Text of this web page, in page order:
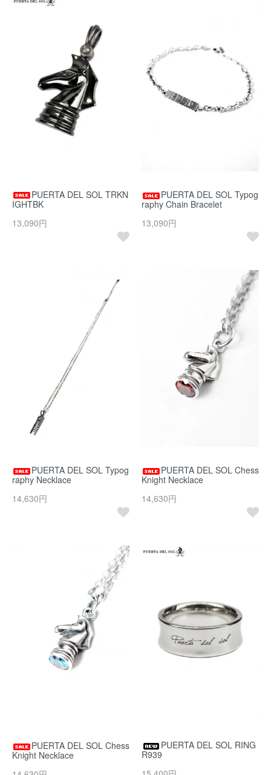
PUERTA DEL SOL TRKN
IGHTBK
13,090円
PUERTA DEL SOL Typog
raphy Chain Bracelet
13,090円
PUERTA DEL SOL Typog
raphy Necklace
14,630円
PUERTA DEL SOL Chess
Knight Necklace
14,630円
PUERTA DEL SOL Chess
Knight Necklace
PUERTA DEL SOL RING
R939